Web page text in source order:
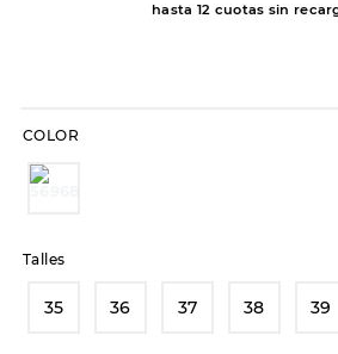
hasta 12 cuotas sin
COLOR
Talles
35 36 37 38 39